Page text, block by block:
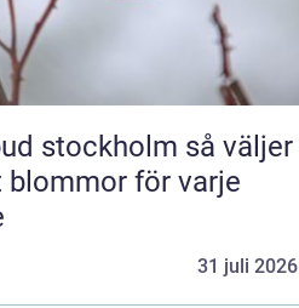
så väljer
blommor för varje
31 juli 2026